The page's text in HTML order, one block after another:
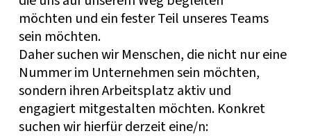
möchten und ein fester Teil unseres Teams
sein möchten.
Daher suchen wir Menschen, die nicht nur eine
Nummer im Unternehmen sein möchten,
sondern ihren Arbeitsplatz aktiv und
engagiert mitgestalten möchten. Konkret
suchen wir hierfür derzeit eine/n: